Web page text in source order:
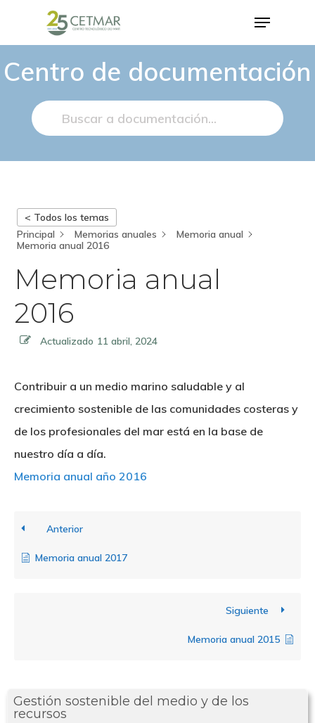
Centro de documentación
Gestión sostenible del medio y de los
recursos
< Todos los temas
Principal
Memorias anuales
Memoria anual
Memoria anual 2016
Memoria anual
2016
Actualizado 11 abril, 2024
Contribuir a un medio marino saludable y al
crecimiento sostenible de las comunidades costeras y
de los profesionales del mar está en la base de
nuestro día a día.
Memoria anual año 2016
Anterior
Memoria anual 2017
Siguiente
Memoria anual 2015